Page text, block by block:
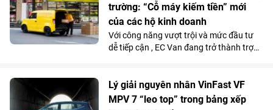
trường: “Cỗ máy kiếm tiền” mới
của các hộ kinh doanh
Với công năng vượt trội và mức đầu tư
dễ tiếp cận , EC Van đang trở thành trợ
rõ qua doanh số 1.092 xe bán ra trong
tháng 5/2026, giúp mẫu xe tải điện của
VinFast góp mặt trong top 10 xe bán
Lý giải nguyên nhân VinFast VF
MPV 7 “leo top” trong bảng xếp